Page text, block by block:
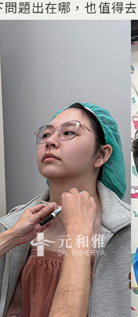
題出在哪，也值得去